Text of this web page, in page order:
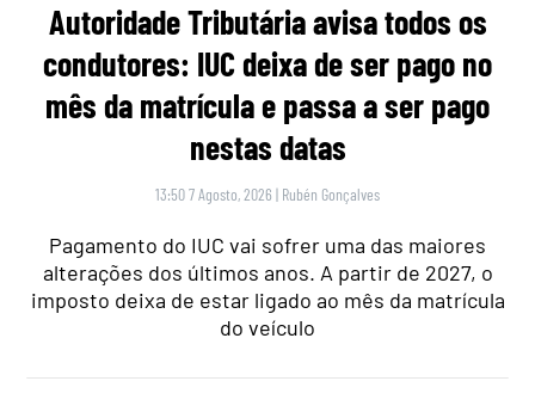
Autoridade Tributária avisa todos os
condutores: IUC deixa de ser pago no
mês da matrícula e passa a ser pago
nestas datas
13:50 7 Agosto, 2026 | Rubén Gonçalves
Pagamento do IUC vai sofrer uma das maiores
alterações dos últimos anos. A partir de 2027, o
imposto deixa de estar ligado ao mês da matrícula
do veículo